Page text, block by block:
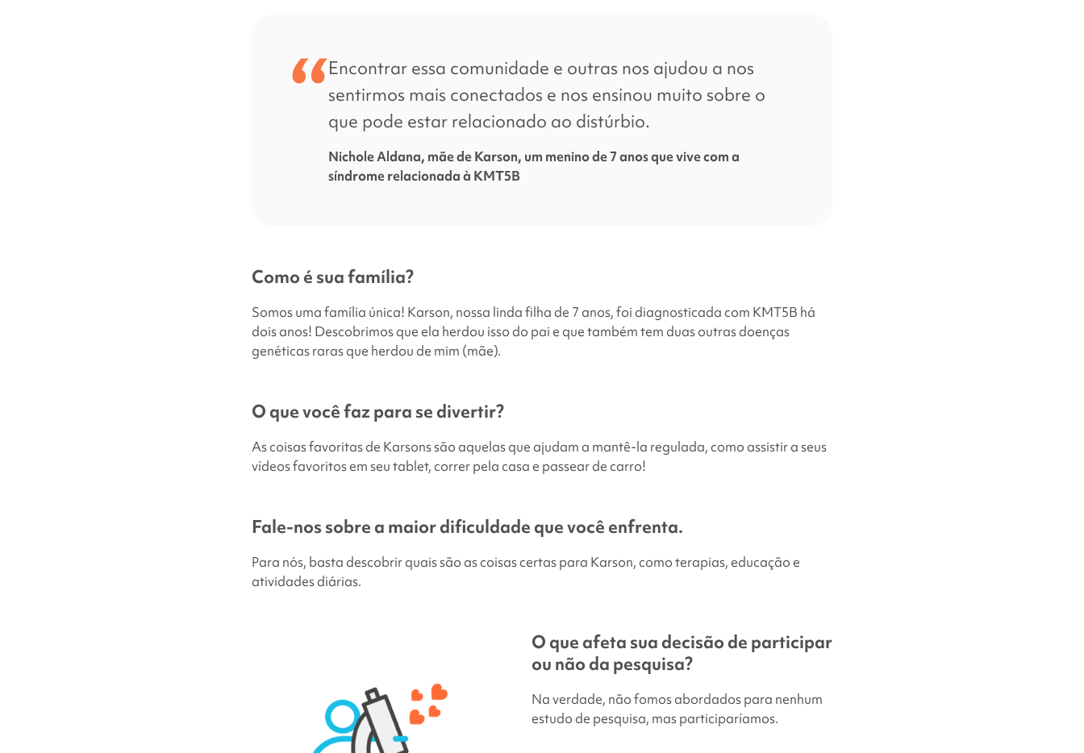
Encontrar essa comunidade e outras nos ajudou a nos
sentirmos mais conectados e nos ensinou muito sobre o
que pode estar relacionado ao distúrbio.
Nichole Aldana, mãe de Karson, um menino de 7 anos que vive com a
síndrome relacionada à KMT5B
Como é sua família?
Somos uma família única! Karson, nossa linda filha de 7 anos, foi diagnosticada com KMT5B há
dois anos! Descobrimos que ela herdou isso do pai e que também tem duas outras doenças
genéticas raras que herdou de mim (mãe).
O que você faz para se divertir?
As coisas favoritas de Karsons são aquelas que ajudam a mantê-la regulada, como assistir a seus
vídeos favoritos em seu tablet, correr pela casa e passear de carro!
Fale-nos sobre a maior dificuldade que você enfrenta.
Para nós, basta descobrir quais são as coisas certas para Karson, como terapias, educação e
atividades diárias.
O que afeta sua decisão de participar
ou não da pesquisa?
Na verdade, não fomos abordados para nenhum
estudo de pesquisa, mas participaríamos.